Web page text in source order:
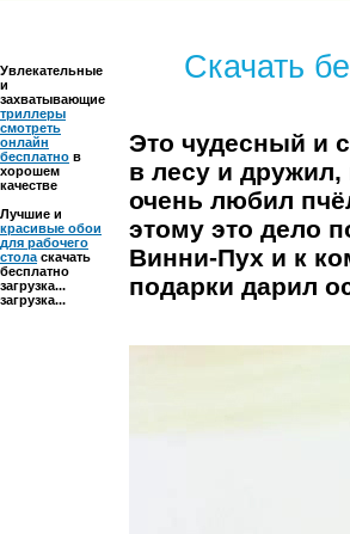
Увлекательные
и
захватывающие
триллеры
смотреть
онлайн
бесплатно в
хорошем
качестве
Лучшие и
красивые обои
для рабочего
стола скачать
бесплатно
загрузка...
загрузка...
Скачать
Это чудесный и
в лесу и
очень любил
этому это дело
Винни-Пух и к
подарки дарил